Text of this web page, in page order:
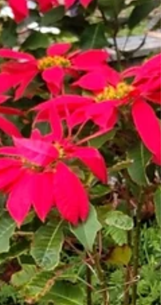
2022年12月19日
「今日のワン」（164）
2022年12月19日「今日のワン」メッセージ
「その人として」 自らが宗教2世として苦
と葛藤の日々を過ごした体験を持つ菊池真
子さんの著書「神様がいる家で育ちました
宗教2世の私たち～」。著者を含め7人の方
の体験談が綴られている。この著書からは
「私を私として認めて愛して...